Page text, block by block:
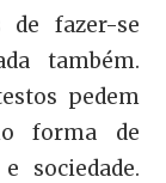
de fazer-se
também.
pedem
forma de
sociedade.